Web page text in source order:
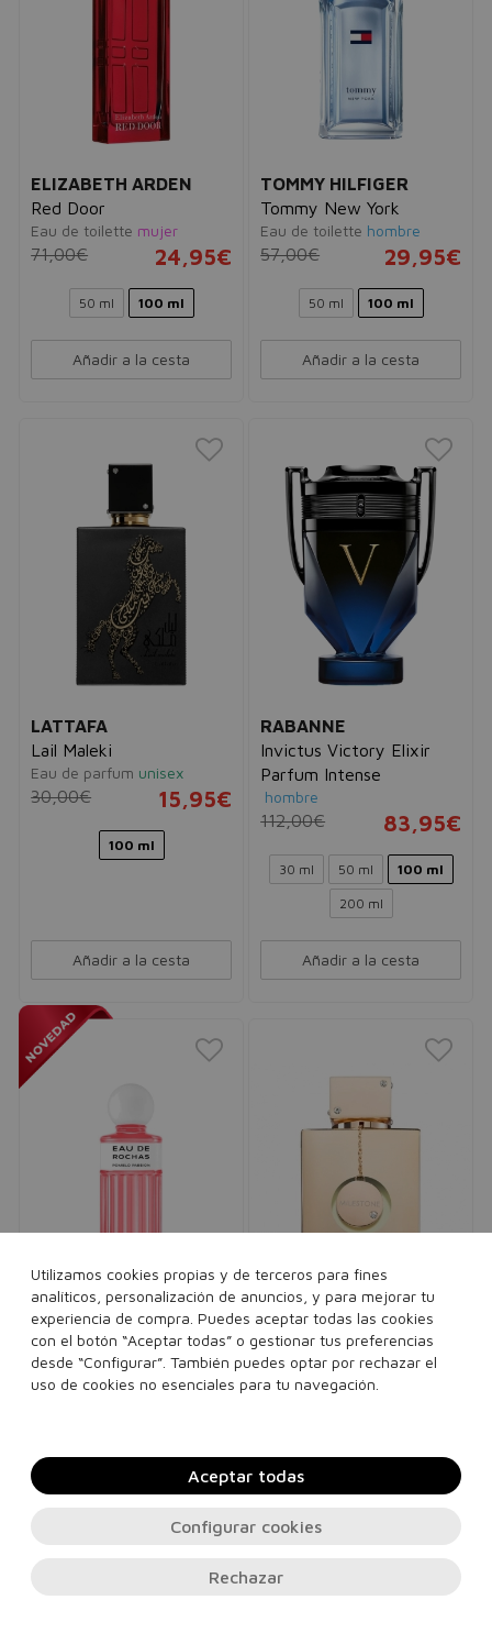
ELIZABETH ARDEN
Red Door
Eau de toilette mujer
71,00€ 24,95€
50 ml 100 ml
Añadir a la cesta
TOMMY HILFIGER
Tommy New York
Eau de toilette hombre
57,00€ 29,95€
50 ml 100 ml
Añadir a la cesta
LATTAFA
Lail Maleki
Eau de parfum unisex
30,00€ 15,95€
100 ml
Añadir a la cesta
RABANNE
Invictus Victory Elixir
Parfum Intense
hombre
112,00€ 83,95€
30 ml 50 ml 100 ml
200 ml
Añadir a la cesta
INCLUYE
-10% Extra en la Cesta
ROCHAS
Eau de Rochas Pomelo
Passion
Añadir a la cesta
ARMAF
Club de Nuit Milestone
Eau de parfum mujer
60,00€
Añadir a la cesta
Utilizamos cookies propias y de terceros para fines
analíticos, personalización de anuncios, y para mejorar tu
experiencia de compra. Puedes aceptar todas las cookies
con el botón “Aceptar todas” o gestionar tus preferencias
desde “Configurar”. También puedes optar por rechazar el
uso de cookies no esenciales para tu navegación.
Rechazar
Configurar cookies
Aceptar todas